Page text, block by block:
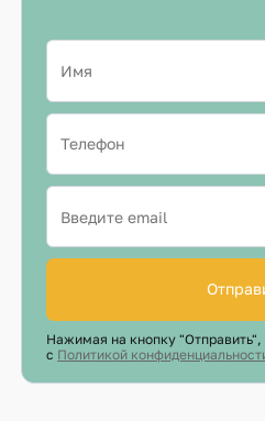
Нажимая на кнопку
с Политикой